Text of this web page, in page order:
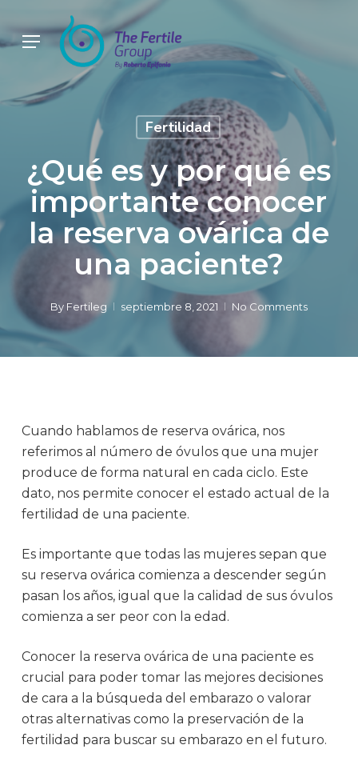
main
Menu
Fertilidad
¿Qué es y por qué es
importante conocer
la reserva ovárica de
una paciente?
By Fertileg septiembre 8, 2021 No Comments
Cuando hablamos de reserva ovárica, nos
referimos al número de óvulos que una mujer
produce de forma natural en cada ciclo. Este
dato, nos permite conocer el estado actual de la
fertilidad de una paciente.
Es importante que todas las mujeres sepan que
su reserva ovárica comienza a descender según
pasan los años, igual que la calidad de sus óvulos
comienza a ser peor con la edad.
Conocer la reserva ovárica de una paciente es
crucial para poder tomar las mejores decisiones
de cara a la búsqueda del embarazo o valorar
otras alternativas como la preservación de la
fertilidad para buscar su embarazo en el futuro.